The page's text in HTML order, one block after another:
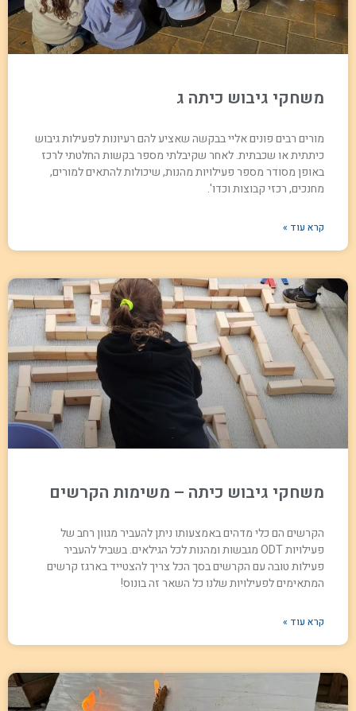
משחקי גיבוש כיתה ג
מורים רבים פונים אליי בבקשה שאציע להם רעיונות לפעילות גיבוש
כיתתית או שכבתית. לאחר שקיבלתי מספר בקשות החלטתי לרכז
באופן מסודר מספר פעילויות מהנות, שיכולות להתאים למורים,
מחנכים, רכזי קבוצות וכדו'.
קרא עוד »
משחקי גיבוש כיתה – משימות הקרשים
הקרשים הם כלי מדהים באמצעותו ניתן להעביר מגוון רחב של
פעילויות ODT מגבשות ומהנות לכל הגילאים. בשביל להעביר
פעילות טובה עם הקרשים בסך הכל צריך להצטייד בארגז קרשים
המתאימים לפעילויות שלנו כל השאר זה בונוס!
קרא עוד »